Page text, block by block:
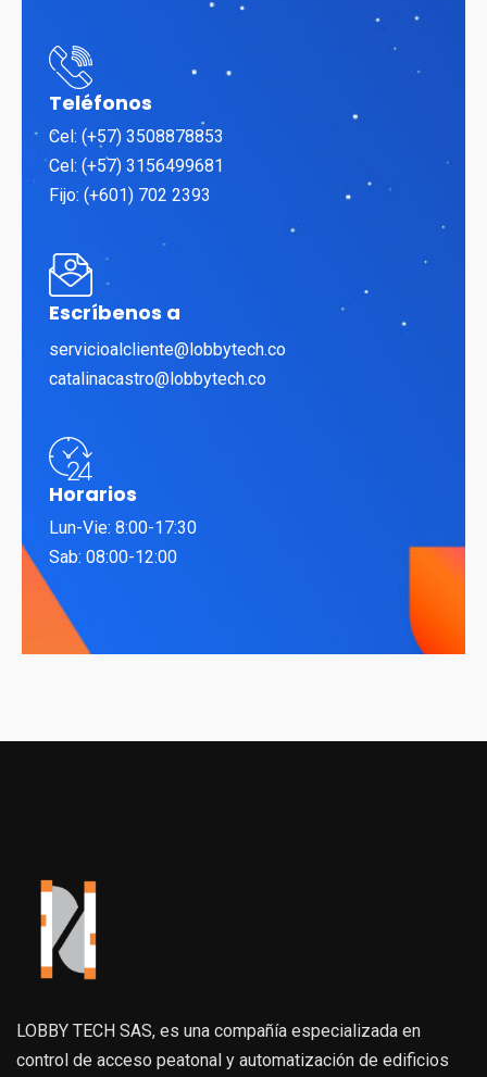
Teléfonos
Cel: (+57) 3508878853
Cel: (+57) 3156499681
Fijo: (+601) 702 2393
Escríbenos a
servicioalcliente@lobbytech.co
catalinacastro@lobbytech.co
Horarios
Lun-Vie: 8:00-17:30
Sab: 08:00-12:00
LOBBY TECH SAS, es una compañía especializada en
control de acceso peatonal y automatización de edificios